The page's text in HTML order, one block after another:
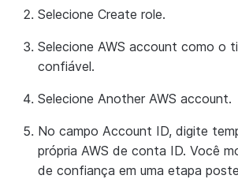
Selecione Create role.
Selecione AWS account como o
confiável.
Selecione Another AWS account.
No campo Account ID, digite
própria AWS de conta ID. Você
de confiança em uma etapa